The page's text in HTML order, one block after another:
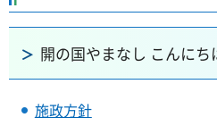
開の国やまなし こんにち
施政方針